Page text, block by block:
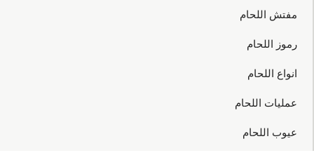
مفتش اللحام
رموز اللحام
انواع اللحام
عمليات اللحام
عيوب اللحام